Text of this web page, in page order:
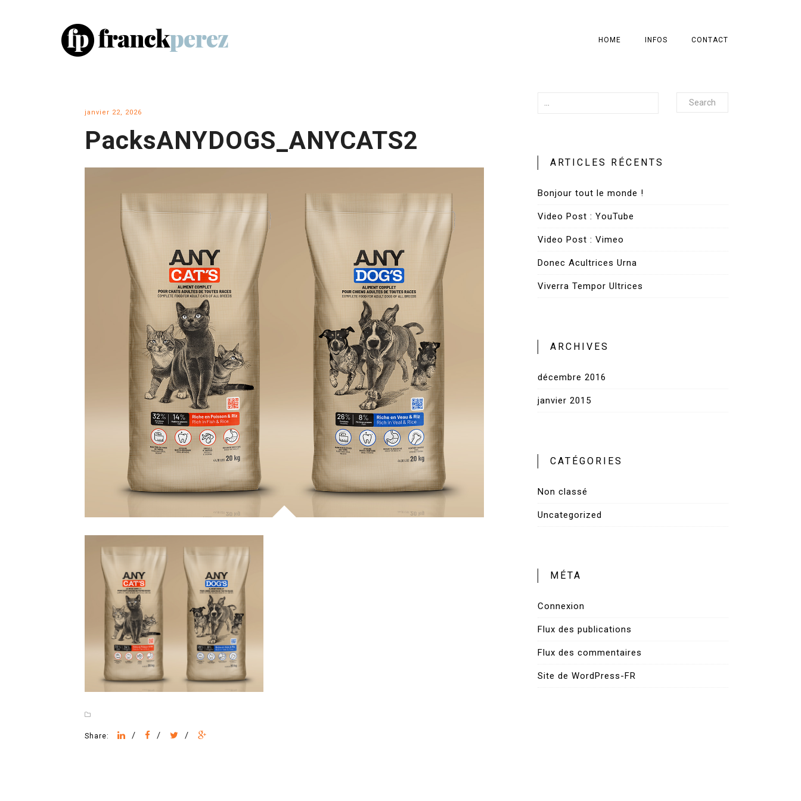
HOME INFOS CONTACT
janvier 22, 2026
PacksANYDOGS_ANYCATS2
Share: / / /
Search
ARTICLES RÉCENTS
Bonjour tout le monde !
Video Post : YouTube
Video Post : Vimeo
Donec Acultrices Urna
Viverra Tempor Ultrices
ARCHIVES
décembre 2016
janvier 2015
CATÉGORIES
Non classé
Uncategorized
MÉTA
Connexion
Flux des publications
Flux des commentaires
Site de WordPress-FR